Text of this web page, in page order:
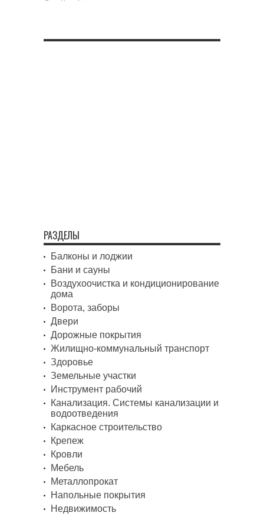
РАЗДЕЛЫ
Балконы и лоджии
Бани и сауны
Воздухоочистка и кондиционирование
дома
Ворота, заборы
Двери
Дорожные покрытия
Жилищно-коммунальный транспорт
Здоровье
Земельные участки
Инструмент рабочий
Канализация. Системы канализации и
водоотведения
Каркасное строительство
Крепеж
Кровли
Мебель
Металлопрокат
Напольные покрытия
Недвижимость